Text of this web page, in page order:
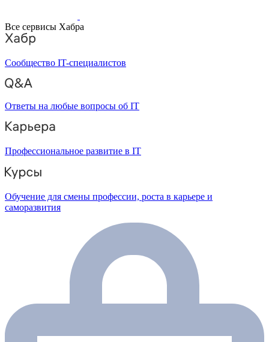
Все сервисы Хабра
Сообщество IT-специалистов
Ответы на любые вопросы об IT
Профессиональное развитие в IT
Обучение для смены профессии, роста в карьере и
саморазвития